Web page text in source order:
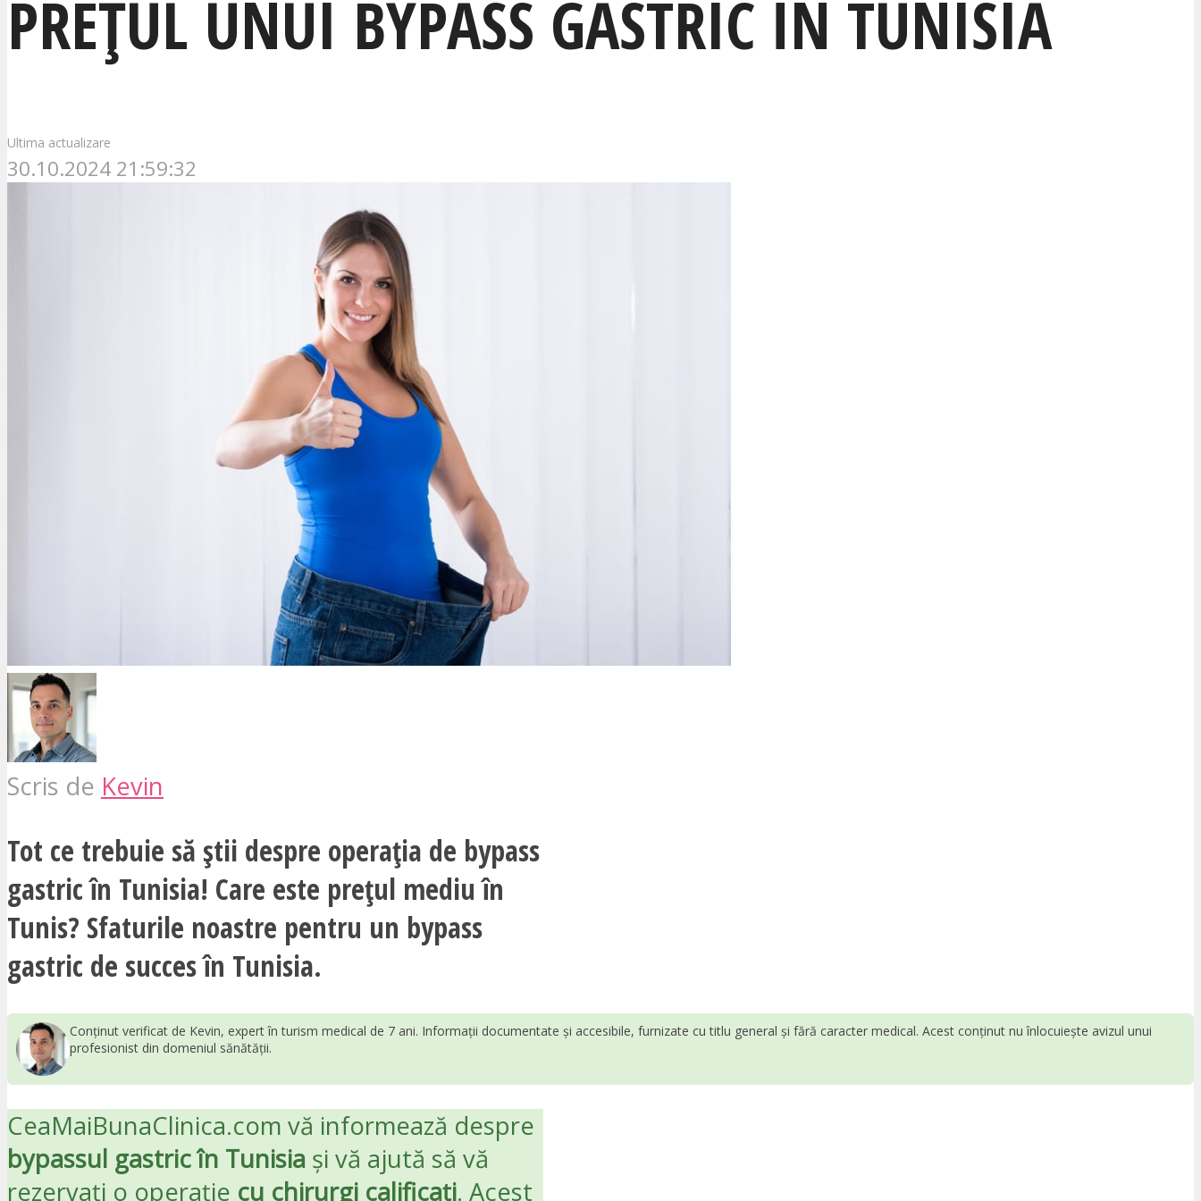
PREȚUL UNUI BYPASS GASTRIC ÎN TUNISIA
Ultima actualizare
30.10.2024 21:59:32
Scris de Kevin
Tot ce trebuie să știi despre operația de bypass
gastric în Tunisia! Care este prețul mediu în
Tunis? Sfaturile noastre pentru un bypass
gastric de succes în Tunisia.
Conținut verificat de Kevin, expert în turism medical de 7 ani. Informații documentate și accesibile, furnizate cu titlu general și fără caracter medical. Acest conținut nu înlocuiește avizul unui
profesionist din domeniul sănătății.
CeaMaiBunaClinica.com vă informează despre
bypassul gastric în Tunisia și vă ajută să vă
rezervați o operație cu chirurgi calificați. Acest